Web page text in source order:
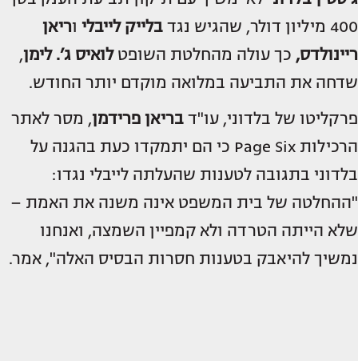
400 מיליון דולר, שהגיש נגד
בלייק לייבלי וריאן
ריינולדס, כך עולה מהחלטת השופטלואיס ג’. לימן,
שדחה את התביעה במלואה מוקדם יותר החודש.
פרקליטו של בלדוני, עו"ד בריאן פרידמן, מסר לאתר
הרכילות Page Six כי הם יתמקדו כעת בהגנה על
בלדוני בתגובה לטענות שהעלתה לייבלי נגדו:
"ההחלטה של בית המשפט אינה משנה את האמת –
שלא הייתה הטרדה ולא קמפיין השמצה, ואנחנו
נמשיך להיאבק בטענות חסרות הבסיס האלה", אמר.